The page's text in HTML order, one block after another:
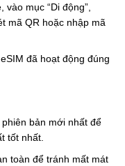
mục “Di động”,
mã QR hoặc nhập mã
đã hoạt động đúng
bản mới nhất để
tốt nhất.
toàn để tránh mất mát